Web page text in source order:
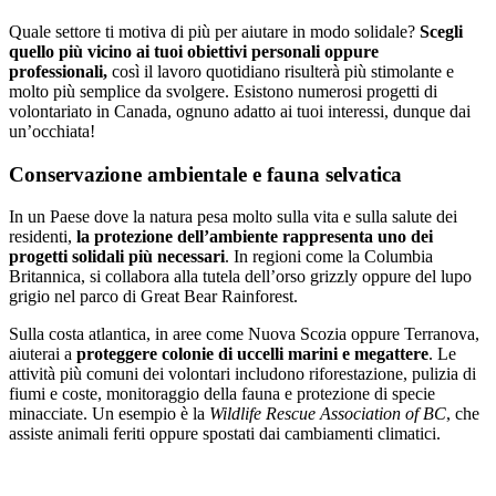
Quale settore ti motiva di più per aiutare in modo solidale? Scegli
quello più vicino ai tuoi obiettivi personali oppure
professionali, così il lavoro quotidiano risulterà più stimolante e
molto più semplice da svolgere. Esistono numerosi progetti di
volontariato in Canada, ognuno adatto ai tuoi interessi, dunque dai
un’occhiata!
Conservazione ambientale e fauna selvatica
In un Paese dove la natura pesa molto sulla vita e sulla salute dei
residenti, la protezione dell’ambiente rappresenta uno dei
progetti solidali più necessari. In regioni come la Columbia
Britannica, si collabora alla tutela dell’orso grizzly oppure del lupo
grigio nel parco di Great Bear Rainforest.
Sulla costa atlantica, in aree come Nuova Scozia oppure Terranova,
aiuterai a proteggere colonie di uccelli marini e megattere. Le
attività più comuni dei volontari includono riforestazione, pulizia di
fiumi e coste, monitoraggio della fauna e protezione di specie
minacciate. Un esempio è la Wildlife Rescue Association of BC, che
assiste animali feriti oppure spostati dai cambiamenti climatici.